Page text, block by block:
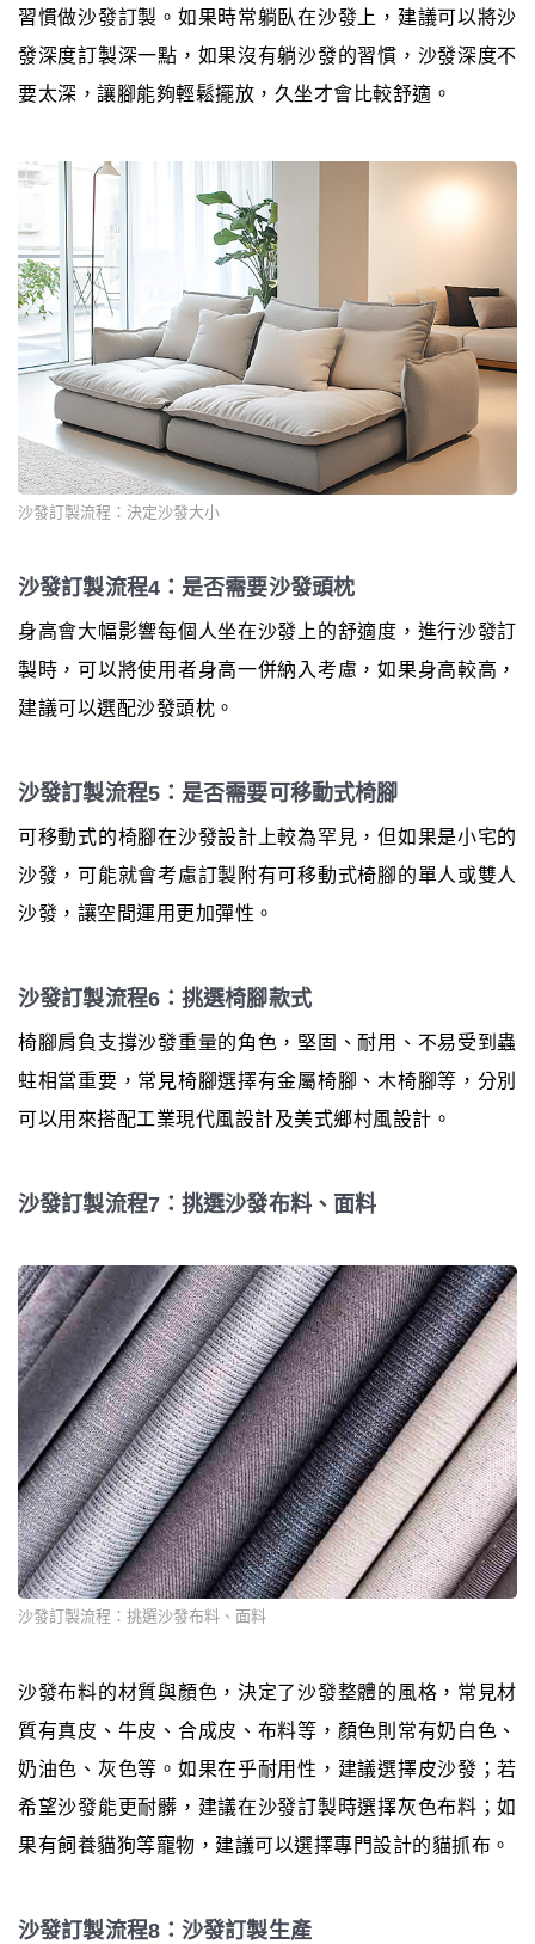
習慣做沙發訂製。如果時常躺臥在沙發上，建議可以將沙
發深度訂製深一點，如果沒有躺沙發的習慣，沙發深度不
要太深，讓腳能夠輕鬆擺放，久坐才會比較舒適。
沙發訂製流程：決定沙發大小
沙發訂製流程4：是否需要沙發頭枕
身高會大幅影響每個人坐在沙發上的舒適度，進行沙發訂
製時，可以將使用者身高一併納入考慮，如果身高較高，
建議可以選配沙發頭枕。
沙發訂製流程5：是否需要可移動式椅腳
可移動式的椅腳在沙發設計上較為罕見，但如果是小宅的
沙發，可能就會考慮訂製附有可移動式椅腳的單人或雙人
沙發，讓空間運用更加彈性。
沙發訂製流程6：挑選椅腳款式
椅腳肩負支撐沙發重量的角色，堅固、耐用、不易受到蟲
蛀相當重要，常見椅腳選擇有金屬椅腳、木椅腳等，分別
可以用來搭配工業現代風設計及美式鄉村風設計。
沙發訂製流程7：挑選沙發布料、面料
沙發訂製流程：挑選沙發布料、面料
沙發布料的材質與顏色，決定了沙發整體的風格，常見材
質有真皮、牛皮、合成皮、布料等，顏色則常有奶白色、
奶油色、灰色等。如果在乎耐用性，建議選擇皮沙發；若
希望沙發能更耐髒，建議在沙發訂製時選擇灰色布料；如
果有飼養貓狗等寵物，建議可以選擇專門設計的貓抓布。
沙發訂製流程8：沙發訂製生產